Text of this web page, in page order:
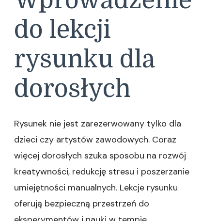
do lekcji
rysunku dla
dorosłych
Rysunek nie jest zarezerwowany tylko dla
dzieci czy artystów zawodowych. Coraz
więcej dorosłych szuka sposobu na rozwój
kreatywności, redukcję stresu i poszerzanie
umiejętności manualnych. Lekcje rysunku
oferują bezpieczną przestrzeń do